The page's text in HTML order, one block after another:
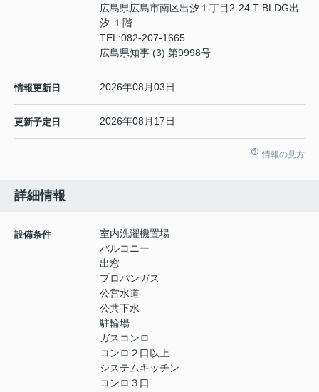
広島県広島市南区出汐１丁目2-24 T-BLDG出
汐 １階
TEL:082-207-1665
広島県知事 (3) 第9998号
情報更新日 2026年08月03日
更新予定日 2026年08月17日
情報の見方
詳細情報
設備条件
室内洗濯機置場
バルコニー
出窓
プロパンガス
公営水道
公共下水
駐輪場
ガスコンロ
コンロ２口以上
システムキッチン
コンロ３口